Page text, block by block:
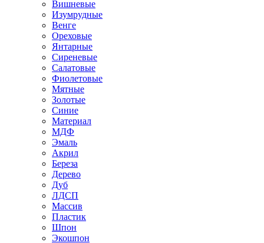
Вишневые
Изумрудные
Венге
Ореховые
Янтарные
Сиреневые
Салатовые
Фиолетовые
Мятные
Золотые
Синие
Материал
МДФ
Эмаль
Акрил
Береза
Дерево
Дуб
ЛДСП
Массив
Пластик
Шпон
Экошпон